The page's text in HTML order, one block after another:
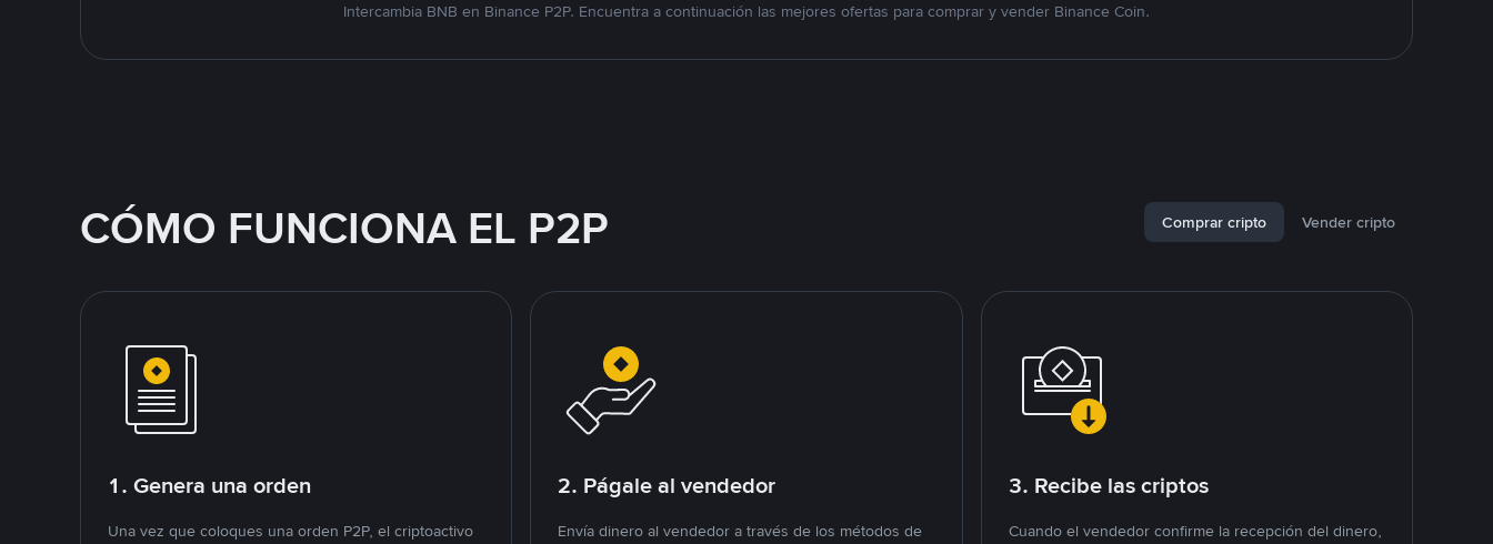
Intercambia BNB en Binance P2P. Encuentra a continuación las mejores ofertas para comprar y vender Binance Coin.
CÓMO FUNCIONA EL P2P Comprar cripto Vender cripto
1. Genera una orden
Una vez que coloques una orden P2P, el criptoactivo
2. Págale al vendedor
Envía dinero al vendedor a través de los métodos de
3. Recibe las criptos
Cuando el vendedor confirme la recepción del dinero,